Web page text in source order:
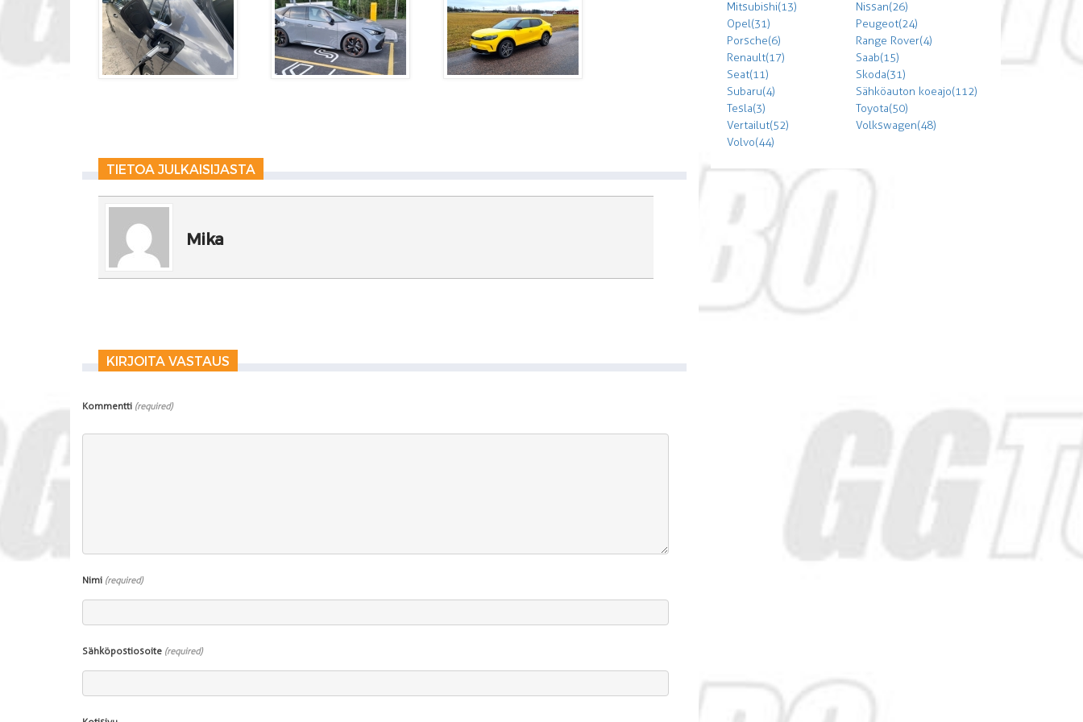
TIETOA JULKAISIJASTA
Mika
KIRJOITA VASTAUS
Kommentti (required)
Nimi (required)
Sähköpostiosoite (required)
Mitsubishi (13)
Nissan (26)
Opel (31)
Peugeot (24)
Porsche (6)
Range Rover (4)
Renault (17)
Saab (15)
Seat (11)
Skoda (31)
Subaru (4)
Sähköauton koeajo (112)
Tesla (3)
Toyota (50)
Vertailut (52)
Volkswagen (48)
Volvo (44)